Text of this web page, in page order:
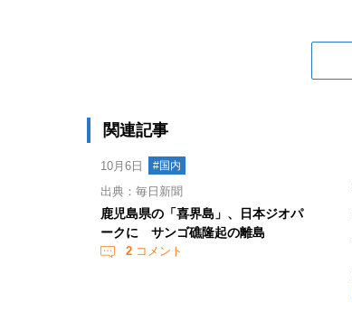
関連記事
10月6日 #国内
出典：毎日新聞
鹿児島県の「喜界島」、日本ジオパ
ークに サンゴ礁隆起の離島
2 コメント